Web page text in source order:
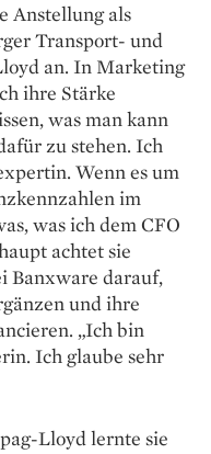
Anstellung als
Transport- und
an. In Marketing
ihre Stärke
was man kann
zu stehen. Ich
Wenn es um
im
was ich dem CFO
achtet sie
Banxware darauf,
und ihre
„Ich bin
Ich glaube sehr
Lloyd lernte sie